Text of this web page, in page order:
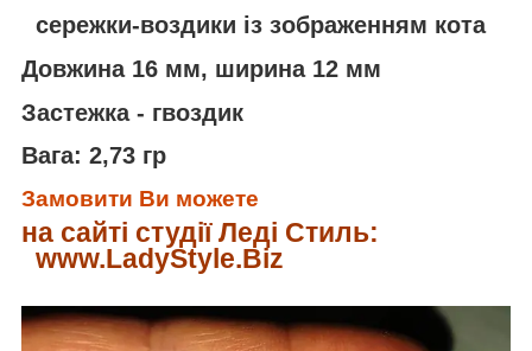
сережки-воздики із зображенням кота
Довжина 16 мм, ширина 12 мм
Застежка - гвоздик
Вага: 2,73 гр
Замовити Ви можете
на сайті студії Леді Стиль:
www.LadyStyle.Biz